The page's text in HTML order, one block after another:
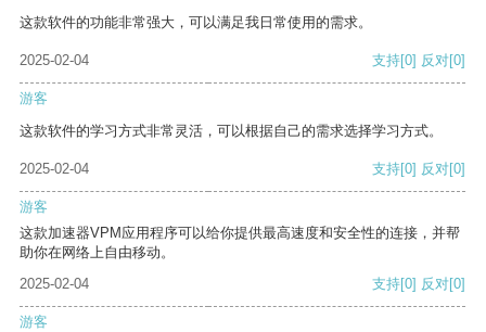
这款软件的功能非常强大，可以满足我日常使用的需求。
2025-02-04 支持[0] 反对[0]
游客
这款软件的学习方式非常灵活，可以根据自己的需求选择学习方式。
2025-02-04 支持[0] 反对[0]
游客
这款加速器VPM应用程序可以给你提供最高速度和安全性的连接，并帮
助你在网络上自由移动。
2025-02-04
支持[0] 反对[0]
游客